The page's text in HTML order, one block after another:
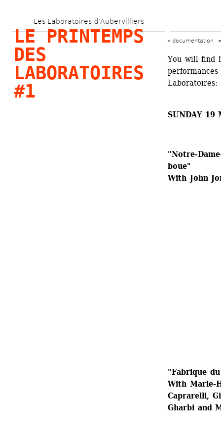
to
main
Les Laboratoires d’Aubervilliers
LE PRINTEMPS
DES
LABORATOIRES
#1
documentation
You will find
Laboratoires:
SUNDAY 19
"Notre-
boue"
With John
"Fabrique
With Marie-
Caprarelli,
Gharbi and